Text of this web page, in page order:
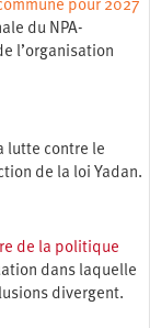
pour 2027
du NPA-
l’organisation
lutte contre le
de la loi Yadan.
de la politique
dans laquelle
divergent.